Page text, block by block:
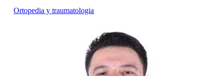
Ortopedia y traumatologia